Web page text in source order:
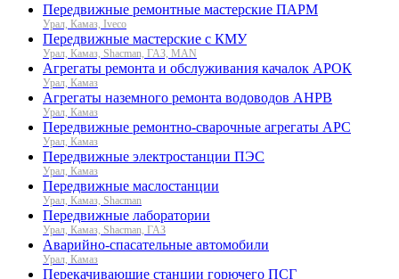
Передвижные ремонтные мастерские ПАРМ
Урал, Камаз, Iveco
Передвижные мастерские с КМУ
Урал, Камаз, Shacman, ГАЗ, MAN
Агрегаты ремонта и обслуживания качалок АРОК
Урал, Камаз
Агрегаты наземного ремонта водоводов АНРВ
Урал, Камаз
Передвижные ремонтно-сварочные агрегаты АРС
Урал, Камаз
Передвижные электростанции ПЭС
Урал, Камаз
Передвижные маслостанции
Урал, Камаз, Shacman
Передвижные лаборатории
Урал, Камаз, Shacman, ГАЗ
Аварийно-спасательные автомобили
Урал, Камаз
Перекачивающие станции горючего ПСГ